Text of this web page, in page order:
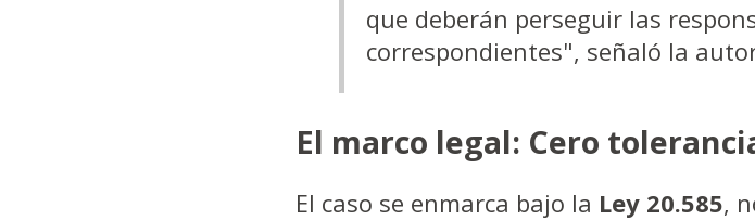
que deberán perseguir las
correspondientes", señaló la
El marco legal: Cero
El caso se enmarca bajo la Ley 20.585,